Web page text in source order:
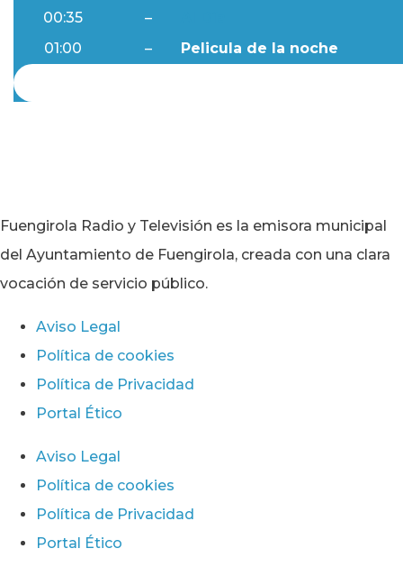
00:35 –
01:00
– Pelicula de la noche
Fuengirola Radio y Televisión es la emisora municipal
del Ayuntamiento de Fuengirola, creada con una clara
vocación de servicio público.
Aviso Legal
Política de cookies
Política de Privacidad
Portal Ético
Aviso Legal
Política de cookies
Política de Privacidad
Portal Ético